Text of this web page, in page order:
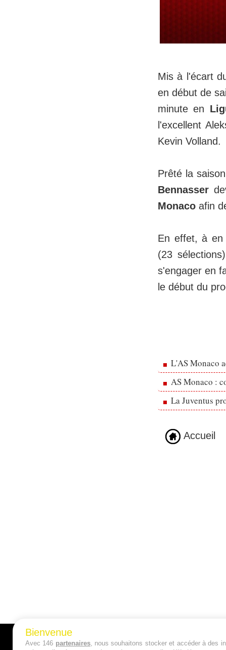
Mis à l'écart
en début de
minute en
l'excellent
Kevin Volland.
Prêté la
Bennasser
Monaco afin
En effet, à en
(23
s'engager en
le début du
L'AS Monaco
AS Monaco :
La Juventus
Accueil
Bienvenue
Avec 146 partenaires, nous souhaitons stocker et accéder à des